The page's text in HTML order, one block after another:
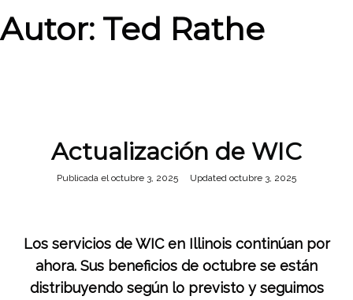
Autor: Ted Rathe
Actualización de WIC
Publicada el octubre 3, 2025 octubre 3, 2025
Los servicios de WIC en Illinois continúan por
ahora. Sus beneficios de octubre se están
distribuyendo según lo previsto y seguimos